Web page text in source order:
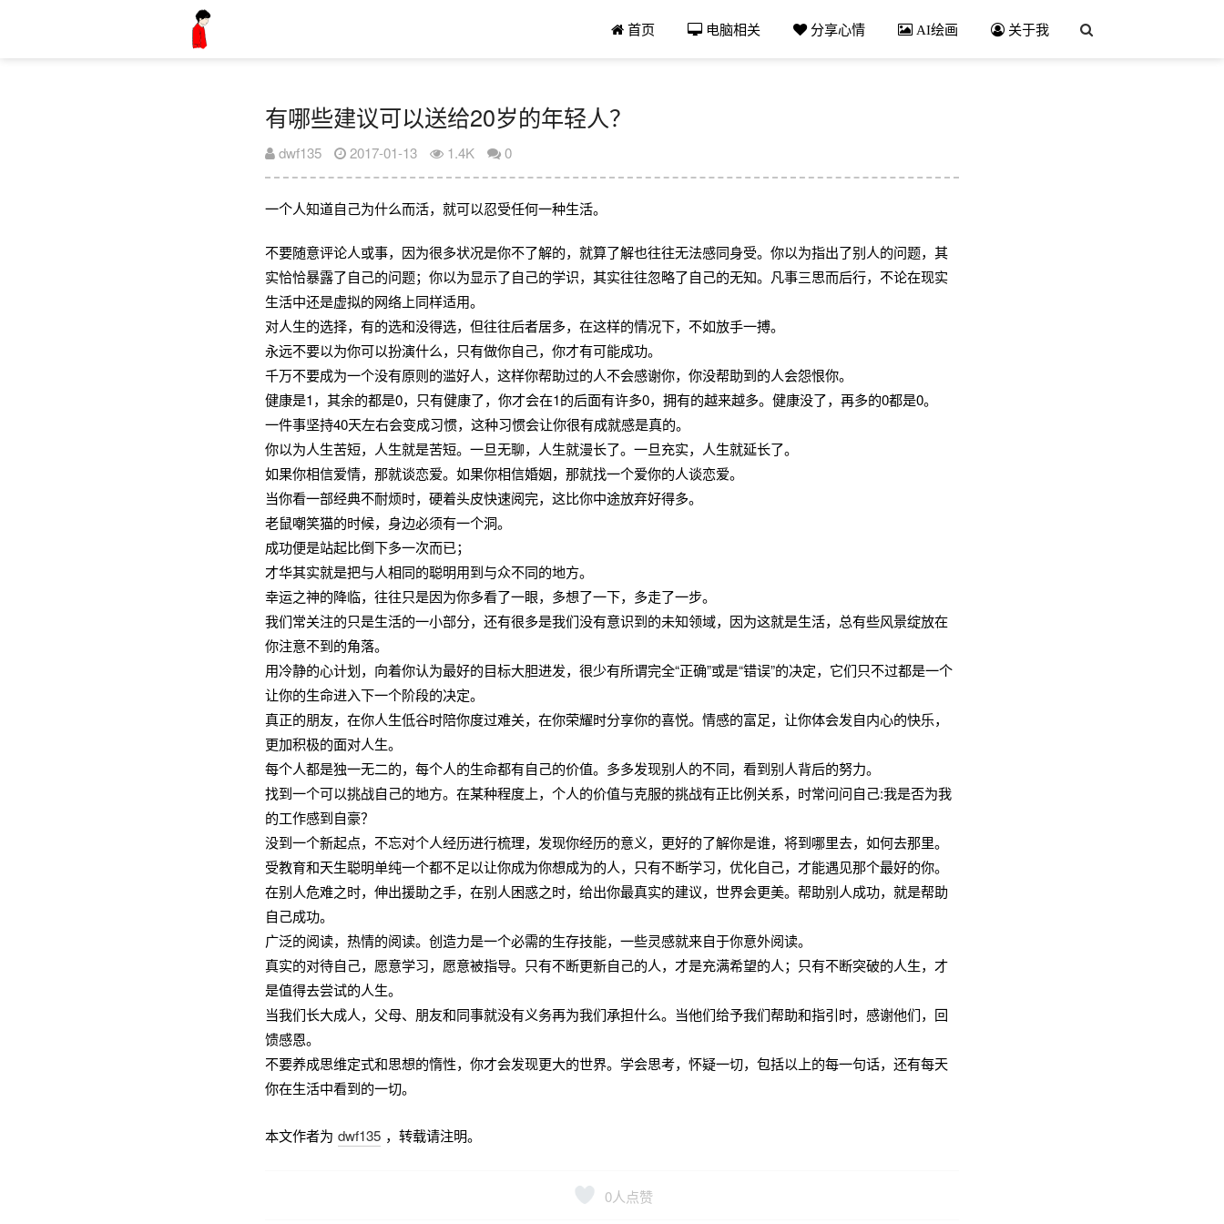
首页 电脑相关 分享心情 AI绘画 关于我
有哪些建议可以送给20岁的年轻人？
dwf135 2017-01-13 1.4K 0
一个人知道自己为什么而活，就可以忍受任何一种生活。
不要随意评论人或事，因为很多状况是你不了解的，就算了解也往往无法感同身受。你以为指出了别人的问题，其
实恰恰暴露了自己的问题；你以为显示了自己的学识，其实往往忽略了自己的无知。凡事三思而后行，不论在现实
生活中还是虚拟的网络上同样适用。
对人生的选择，有的选和没得选，但往往后者居多，在这样的情况下，不如放手一搏。
永远不要以为你可以扮演什么，只有做你自己，你才有可能成功。
千万不要成为一个没有原则的滥好人，这样你帮助过的人不会感谢你，你没帮助到的人会怨恨你。
健康是1，其余的都是0，只有健康了，你才会在1的后面有许多0，拥有的越来越多。健康没了，再多的0都是0。
一件事坚持40天左右会变成习惯，这种习惯会让你很有成就感是真的。
你以为人生苦短，人生就是苦短。一旦无聊，人生就漫长了。一旦充实，人生就延长了。
如果你相信爱情，那就谈恋爱。如果你相信婚姻，那就找一个爱你的人谈恋爱。
当你看一部经典不耐烦时，硬着头皮快速阅完，这比你中途放弃好得多。
老鼠嘲笑猫的时候，身边必须有一个洞。
成功便是站起比倒下多一次而已；
才华其实就是把与人相同的聪明用到与众不同的地方。
幸运之神的降临，往往只是因为你多看了一眼，多想了一下，多走了一步。
我们常关注的只是生活的一小部分，还有很多是我们没有意识到的未知领域，因为这就是生活，总有些风景绽放在
你注意不到的角落。
用冷静的心计划，向着你认为最好的目标大胆进发，很少有所谓完全“正确”或是“错误”的决定，它们只不过都是一个
让你的生命进入下一个阶段的决定。
真正的朋友，在你人生低谷时陪你度过难关，在你荣耀时分享你的喜悦。情感的富足，让你体会发自内心的快乐，
更加积极的面对人生。
每个人都是独一无二的，每个人的生命都有自己的价值。多多发现别人的不同，看到别人背后的努力。
找到一个可以挑战自己的地方。在某种程度上，个人的价值与克服的挑战有正比例关系，时常问问自己:我是否为我
的工作感到自豪？
没到一个新起点，不忘对个人经历进行梳理，发现你经历的意义，更好的了解你是谁，将到哪里去，如何去那里。
受教育和天生聪明单纯一个都不足以让你成为你想成为的人，只有不断学习，优化自己，才能遇见那个最好的你。
在别人危难之时，伸出援助之手，在别人困惑之时，给出你最真实的建议，世界会更美。帮助别人成功，就是帮助
自己成功。
广泛的阅读，热情的阅读。创造力是一个必需的生存技能，一些灵感就来自于你意外阅读。
真实的对待自己，愿意学习，愿意被指导。只有不断更新自己的人，才是充满希望的人；只有不断突破的人生，才
是值得去尝试的人生。
当我们长大成人，父母、朋友和同事就没有义务再为我们承担什么。当他们给予我们帮助和指引时，感谢他们，回
馈感恩。
不要养成思维定式和思想的惰性，你才会发现更大的世界。学会思考，怀疑一切，包括以上的每一句话，还有每天
你在生活中看到的一切。
本文作者为 dwf135 ，转载请注明。
0人点赞